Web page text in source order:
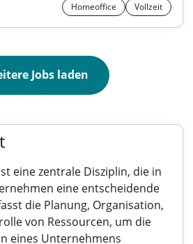
Homeoffice Vollzeit
Jobs laden
eine zentrale Disziplin, die in
eine entscheidende
die Planung, Organisation,
von Ressourcen, um die
eines Unternehmens